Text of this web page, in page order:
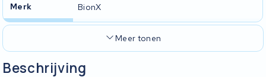
Beschrijving
Merk BionX
Meer tonen